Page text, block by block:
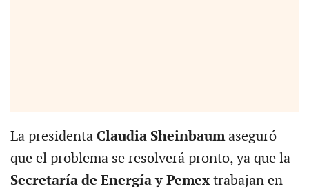
La presidenta Claudia Sheinbaumaseguró
que el problema se resolverá pronto, ya que la
Secretaría de Energía y Pemextrabajan en